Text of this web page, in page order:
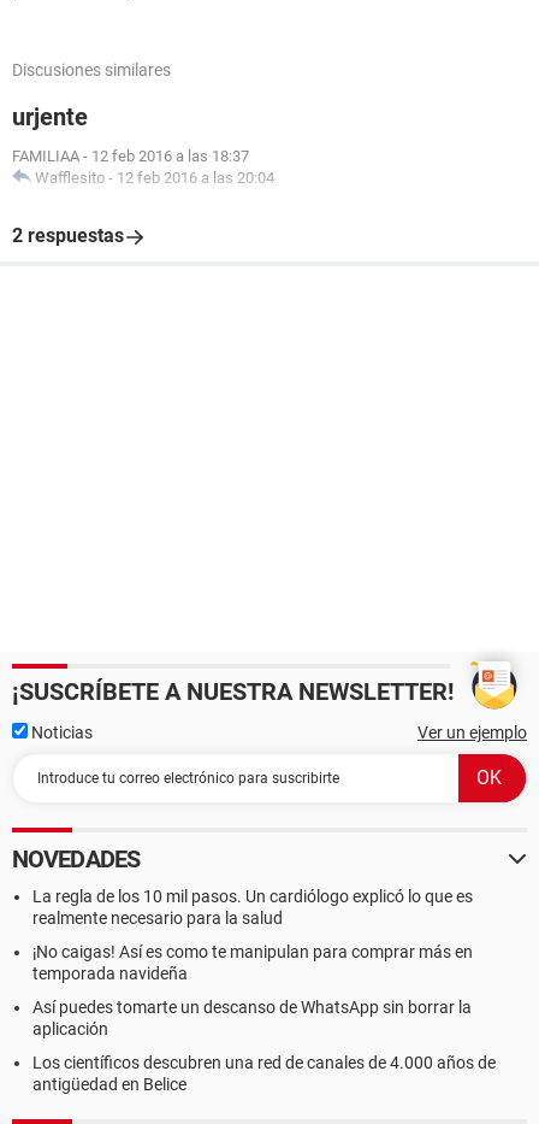
Discusiones similares
urjente
FAMILIAA - 12 feb 2016 a las 18:37
Wafflesito - 12 feb 2016 a las 20:04
2 respuestas
¡SUSCRÍBETE A NUESTRA NEWSLETTER!
Noticias Ver un ejemplo
NOVEDADES
La regla de los 10 mil pasos. Un cardiólogo explicó lo que es
realmente necesario para la salud
¡No caigas! Así es como te manipulan para comprar más en
temporada navideña
Así puedes tomarte un descanso de WhatsApp sin borrar la
aplicación
Los científicos descubren una red de canales de 4.000 años de
antigüedad en Belice